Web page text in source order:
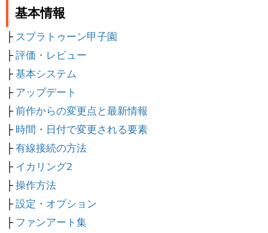
基本情報
├スプラトゥーン甲子園
├評価・レビュー
├基本システム
├アップデート
├前作からの変更点と最新情報
├時間・日付で変更される要素
├有線接続の方法
├イカリング2
├操作方法
├設定・オプション
├ファンアート集